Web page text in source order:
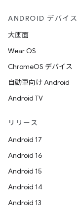
ANDROID デバイス
大画面
Wear OS
ChromeOS デバイス
自動車向け Android
Android TV
リリース
Android 17
Android 16
Android 15
Android 14
Android 13